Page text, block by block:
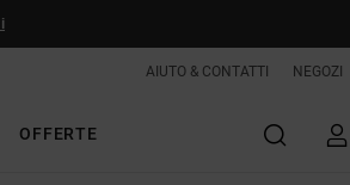
AIUTO & CONTATTI NEGOZI
OFFERTE